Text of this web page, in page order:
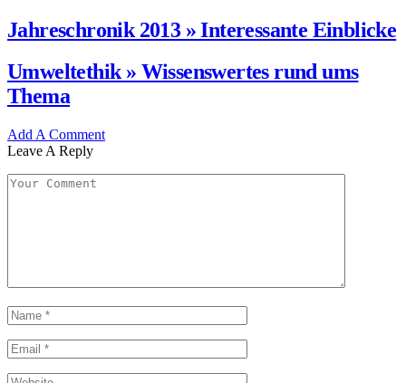
Jahreschronik 2013 » Interessante Einblicke
Umweltethik » Wissenswertes rund ums
Thema
Add A Comment
Leave A Reply